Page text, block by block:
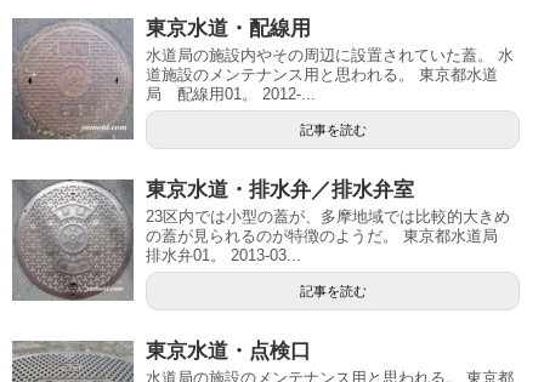
東京水道・配線用
水道局の施設内やその周辺に設置されていた蓋。 水
道施設のメンテナンス用と思われる。 東京都水道
局 配線用01。 2012-...
記事を読む
東京水道・排水弁／排水弁室
23区内では小型の蓋が、多摩地域では比較的大きめ
の蓋が見られるのが特徴のようだ。 東京都水道局
排水弁01。 2013-03...
記事を読む
東京水道・点検口
水道局の施設のメンテナンス用と思われる。 東京都